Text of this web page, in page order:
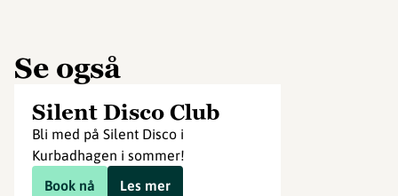
Se også
Silent Disco Club
Bli med på Silent Disco i
Kurbadhagen i sommer!
Book nå
Les mer